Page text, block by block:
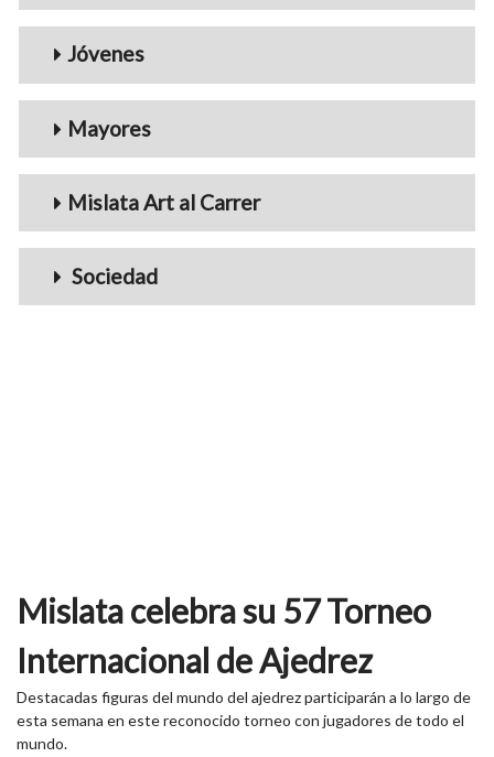
Jóvenes
Mayores
Mislata Art al Carrer
Sociedad
Mislata celebra su 57 Torneo
Internacional de Ajedrez
Destacadas figuras del mundo del ajedrez participarán a lo largo de
esta semana en este reconocido torneo con jugadores de todo el
mundo.